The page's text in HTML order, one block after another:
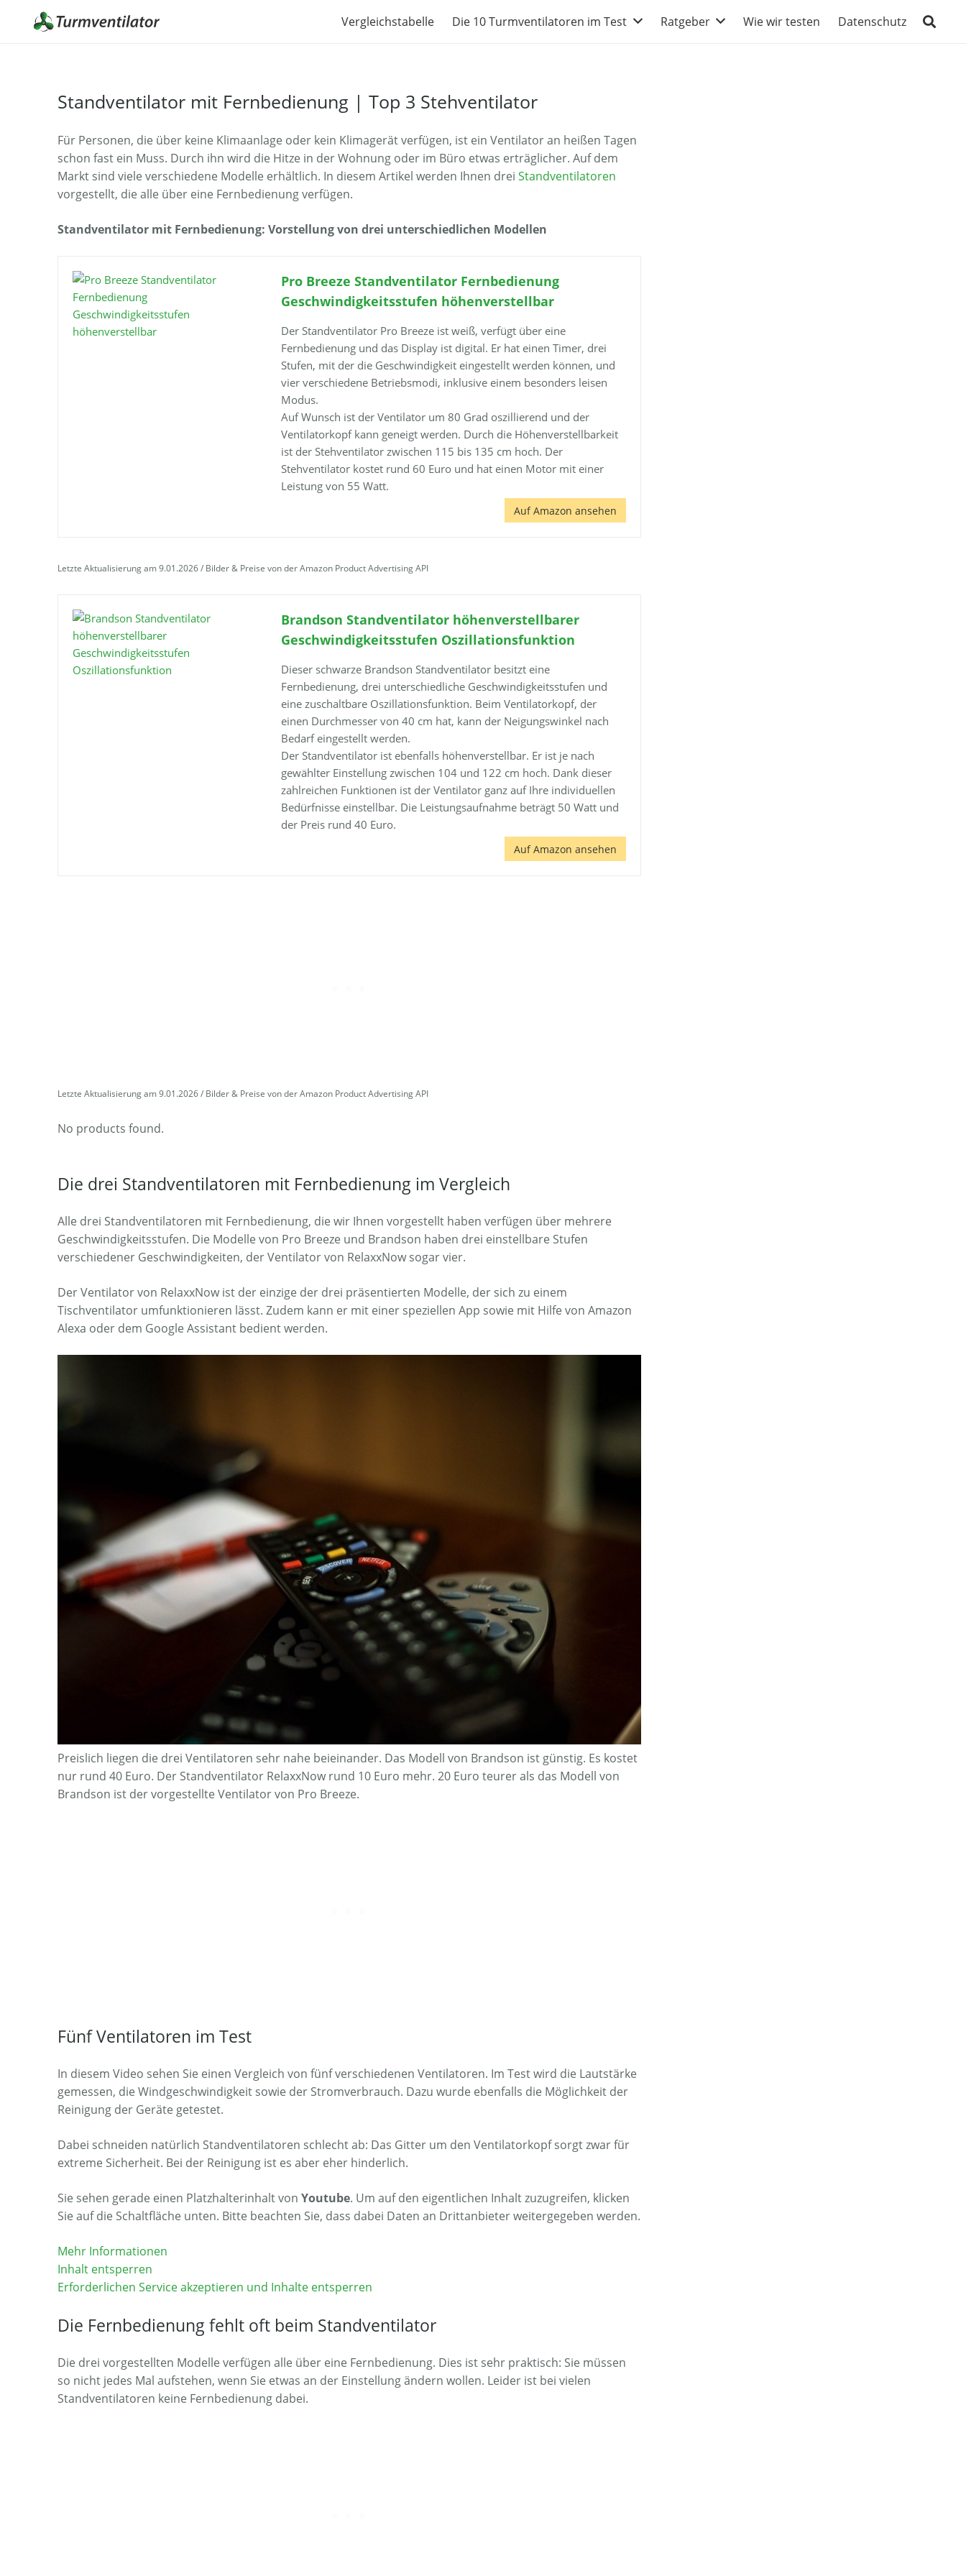
Vergleichstabelle Die 10 Turmventilatoren im Test Ratgeber Wie wir testen Datenschutz
Standventilator mit Fernbedienung | Top 3 Stehventilator
Für Personen, die über keine Klimaanlage oder kein Klimagerät verfügen, ist ein Ventilator an heißen Tagen
schon fast ein Muss. Durch ihn wird die Hitze in der Wohnung oder im Büro etwas erträglicher. Auf dem
Markt sind viele verschiedene Modelle erhältlich. In diesem Artikel werden Ihnen drei Standventilatoren
vorgestellt, die alle über eine Fernbedienung verfügen.
Standventilator mit Fernbedienung: Vorstellung von drei unterschiedlichen Modellen
Pro Breeze Standventilator Fernbedienung
Geschwindigkeitsstufen höhenverstellbar
Der Standventilator Pro Breeze ist weiß, verfügt über eine
Fernbedienung und das Display ist digital. Er hat einen Timer, drei
Stufen, mit der die Geschwindigkeit eingestellt werden können, und
vier verschiedene Betriebsmodi, inklusive einem besonders leisen
Modus.
Auf Wunsch ist der Ventilator um 80 Grad oszillierend und der
Ventilatorkopf kann geneigt werden. Durch die Höhenverstellbarkeit
ist der Stehventilator zwischen 115 bis 135 cm hoch. Der
Stehventilator kostet rund 60 Euro und hat einen Motor mit einer
Leistung von 55 Watt.
Auf Amazon ansehen
Letzte Aktualisierung am 9.01.2026 / Bilder & Preise von der Amazon Product Advertising API
Brandson Standventilator höhenverstellbarer
Geschwindigkeitsstufen Oszillationsfunktion
Dieser schwarze Brandson Standventilator besitzt eine
Fernbedienung, drei unterschiedliche Geschwindigkeitsstufen und
eine zuschaltbare Oszillationsfunktion. Beim Ventilatorkopf, der
einen Durchmesser von 40 cm hat, kann der Neigungswinkel nach
Bedarf eingestellt werden.
Der Standventilator ist ebenfalls höhenverstellbar. Er ist je nach
gewählter Einstellung zwischen 104 und 122 cm hoch. Dank dieser
zahlreichen Funktionen ist der Ventilator ganz auf Ihre individuellen
Bedürfnisse einstellbar. Die Leistungsaufnahme beträgt 50 Watt und
der Preis rund 40 Euro.
Auf Amazon ansehen
Letzte Aktualisierung am 9.01.2026 / Bilder & Preise von der Amazon Product Advertising API
No products found.
Die drei Standventilatoren mit Fernbedienung im Vergleich
Alle drei Standventilatoren mit Fernbedienung, die wir Ihnen vorgestellt haben verfügen über mehrere
Geschwindigkeitsstufen. Die Modelle von Pro Breeze und Brandson haben drei einstellbare Stufen
verschiedener Geschwindigkeiten, der Ventilator von RelaxxNow sogar vier.
Der Ventilator von RelaxxNow ist der einzige der drei präsentierten Modelle, der sich zu einem
Tischventilator umfunktionieren lässt. Zudem kann er mit einer speziellen App sowie mit Hilfe von Amazon
Alexa oder dem Google Assistant bedient werden.
Preislich liegen die drei Ventilatoren sehr nahe beieinander. Das Modell von Brandson ist günstig. Es kostet
nur rund 40 Euro. Der Standventilator RelaxxNow rund 10 Euro mehr. 20 Euro teurer als das Modell von
Brandson ist der vorgestellte Ventilator von Pro Breeze.
Fünf Ventilatoren im Test
In diesem Video sehen Sie einen Vergleich von fünf verschiedenen Ventilatoren. Im Test wird die Lautstärke
gemessen, die Windgeschwindigkeit sowie der Stromverbrauch. Dazu wurde ebenfalls die Möglichkeit der
Reinigung der Geräte getestet.
Dabei schneiden natürlich Standventilatoren schlecht ab: Das Gitter um den Ventilatorkopf sorgt zwar für
extreme Sicherheit. Bei der Reinigung ist es aber eher hinderlich.
Sie sehen gerade einen Platzhalterinhalt von Youtube. Um auf den eigentlichen Inhalt zuzugreifen, klicken
Sie auf die Schaltfläche unten. Bitte beachten Sie, dass dabei Daten an Drittanbieter weitergegeben werden.
Mehr Informationen
Inhalt entsperren
Erforderlichen Service akzeptieren und Inhalte entsperren
Die Fernbedienung fehlt oft beim Standventilator
Die drei vorgestellten Modelle verfügen alle über eine Fernbedienung. Dies ist sehr praktisch: Sie müssen
so nicht jedes Mal aufstehen, wenn Sie etwas an der Einstellung ändern wollen. Leider ist bei vielen
Standventilatoren keine Fernbedienung dabei.